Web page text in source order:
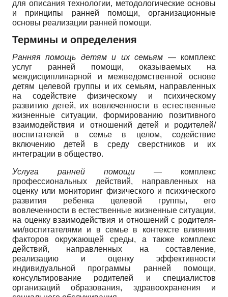
для описания технологии, методологические основы
и принципы ранней помощи, организационные
основы реализации ранней помощи.
Термины и определения
Ранняя помощь детям и их семьям — комплекс
услуг ранней помощи, оказываемых на
междисциплинарной и межведомственной основе
детям целевой группы и их семьям, направленных
на содействие физическому и психическому
развитию детей, их вовлеченности в естественные
жизненные ситуации, формированию позитивного
взаимодействия и отношений детей и родителей/
воспитателей в семье в целом, содействие
включению детей в среду сверстников и их
интеграции в общество.
Услуга ранней помощи — комплекс
профессиональных действий, направленных на
оценку или мониторинг физического и психического
развития ребенка целевой группы, его
вовлеченности в естественные жизненные ситуации,
на оценку взаимодействия и отношений с родителя-
ми/воспитателями и в семье в контексте влияния
факторов окружающей среды, а также комплекс
действий, направленных на составление,
реализацию и оценку эффективности
индивидуальной программы ранней помощи,
консультирование родителей и специалистов
организаций образования, здравоохранения и